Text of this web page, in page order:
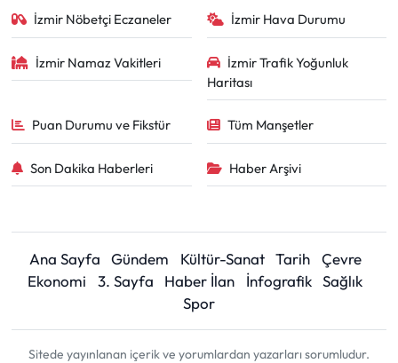
İzmir Nöbetçi Eczaneler İzmir Hava Durumu
İzmir Namaz Vakitleri
İzmir Trafik Yoğunluk
Haritası
Puan Durumu ve Fikstür Tüm Manşetler
Son Dakika Haberleri Haber Arşivi
Ana Sayfa Gündem Kültür-Sanat Tarih
Çevre
Ekonomi
3. Sayfa Haber İlan İnfografik Sağlık
Spor
Sitede yayınlanan içerik ve yorumlardan yazarları sorumludur.